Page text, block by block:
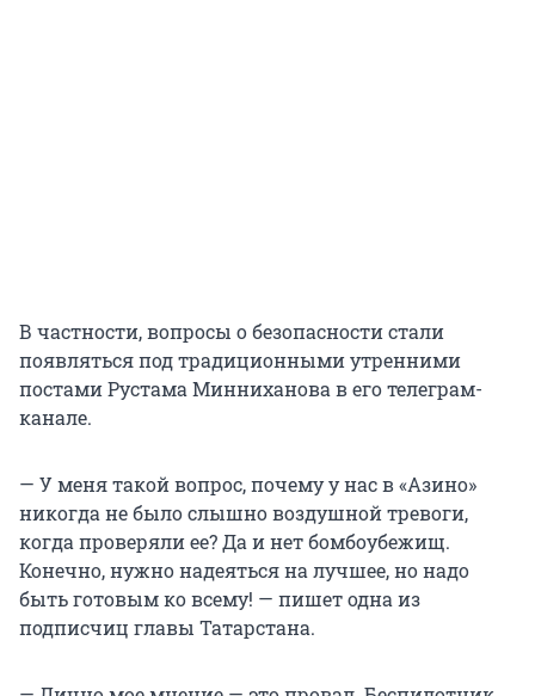
В частности, вопросы о безопасности стали
появляться под традиционными утренними
постами Рустама Минниханова в его телеграм-
канале.
— У меня такой вопрос, почему у нас в «Азино»
никогда не было слышно воздушной тревоги,
когда проверяли ее? Да и нет бомбоубежищ.
Конечно, нужно надеяться на лучшее, но надо
быть готовым ко всему! — пишет одна из
подписчиц главы Татарстана.